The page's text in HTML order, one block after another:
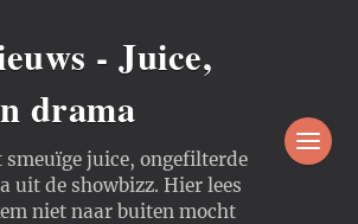
- Juice,
drama
smeuïge juice, ongefilterde
uit de showbizz. Hier lees
niet naar buiten mocht